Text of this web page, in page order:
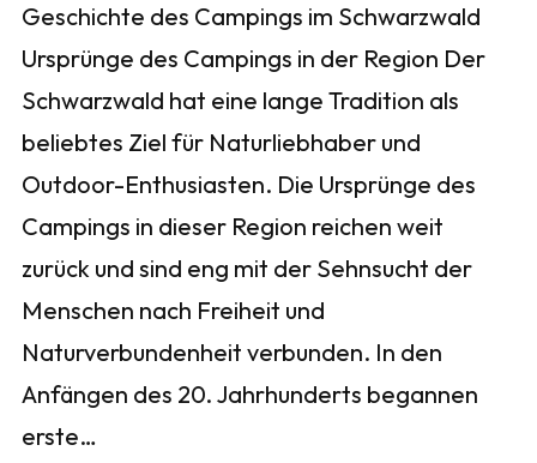
Geschichte des Campings im Schwarzwald
Ursprünge des Campings in der Region Der
Schwarzwald hat eine lange Tradition als
beliebtes Ziel für Naturliebhaber und
Outdoor-Enthusiasten. Die Ursprünge des
Campings in dieser Region reichen weit
zurück und sind eng mit der Sehnsucht der
Menschen nach Freiheit und
Naturverbundenheit verbunden. In den
Anfängen des 20. Jahrhunderts begannen
erste…